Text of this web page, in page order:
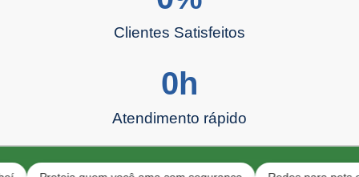
Clientes Satisfeitos
Atendimento rápido
0h